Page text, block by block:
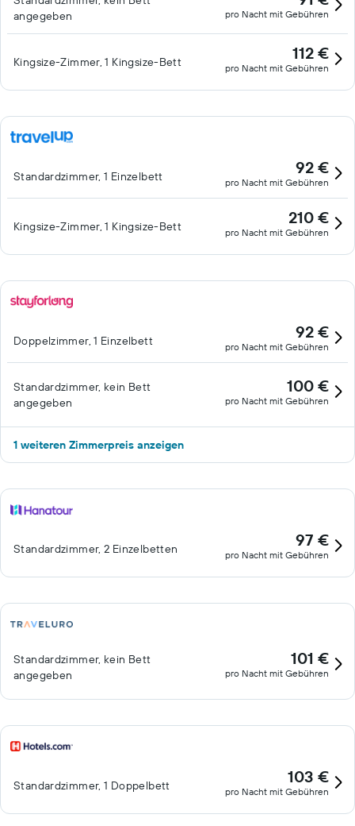
angegeben
pro Nacht mit Gebühren
Kingsize-Zimmer, 1 Kingsize-Bett 112 €
pro Nacht mit Gebühren
Standardzimmer, 1 Einzelbett 92 €
pro Nacht mit Gebühren
Kingsize-Zimmer, 1 Kingsize-Bett 210 €
pro Nacht mit Gebühren
Doppelzimmer, 1 Einzelbett 92 €
pro Nacht mit Gebühren
Standardzimmer, kein Bett
angegeben
100 €
pro Nacht mit Gebühren
1 weiteren Zimmerpreis anzeigen
Standardzimmer, 2 Einzelbetten 97 €
pro Nacht mit Gebühren
Standardzimmer, kein Bett
angegeben
101 €
pro Nacht mit Gebühren
Standardzimmer, 1 Doppelbett 103 €
pro Nacht mit Gebühren